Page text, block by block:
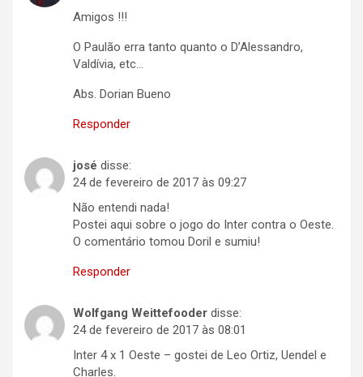
Amigos !!!
O Paulão erra tanto quanto o D’Alessandro,
Valdívia, etc…
Abs. Dorian Bueno
Responder
josé disse:
24 de fevereiro de 2017 às 09:27
Não entendi nada!
Postei aqui sobre o jogo do Inter contra o Oeste.
O comentário tomou Doril e sumiu!
Responder
Wolfgang Weittefooder disse:
24 de fevereiro de 2017 às 08:01
Inter 4 x 1 Oeste – gostei de Leo Ortiz, Uendel e
Charles.